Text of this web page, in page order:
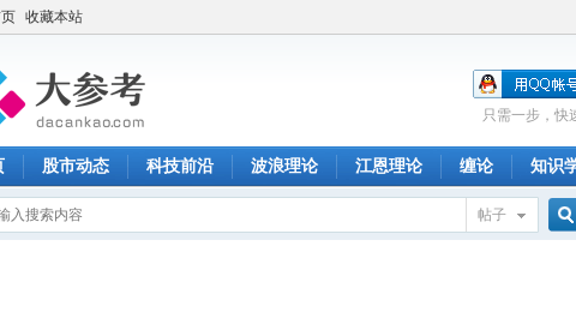
收藏本站
只需一步，快
股市动态 科技前沿 波浪理论 江恩理论 缠论 知识
帖子